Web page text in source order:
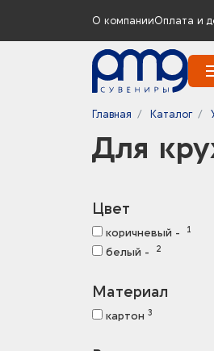
О компанииОплата и
Главная Каталог
Для
Цвет
коричневый - 1
белый - 2
Материал
картон 3